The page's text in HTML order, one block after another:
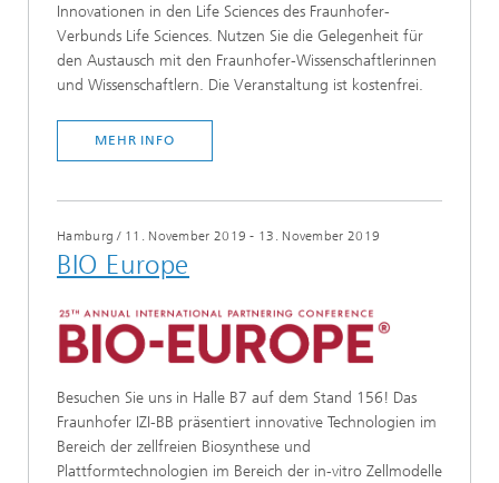
Innovationen in den Life Sciences des Fraunhofer-
Verbunds Life Sciences. Nutzen Sie die Gelegenheit für
den Austausch mit den Fraunhofer-Wissenschaftlerinnen
und Wissenschaftlern. Die Veranstaltung ist kostenfrei.
MEHR INFO
Hamburg / 11. November 2019 - 13. November 2019
BIO Europe
Besuchen Sie uns in Halle B7 auf dem Stand 156! Das
Fraunhofer IZI-BB präsentiert innovative Technologien im
Bereich der zellfreien Biosynthese und
Plattformtechnologien im Bereich der in-vitro Zellmodelle